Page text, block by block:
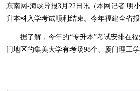
东南网-海峡导报3月22日讯（本网记者 明
升本科入学考试顺利结束。今年福建全省
据了解，今年的“专升本”考试安排在福
门地区的集美大学有考场98个、厦门理工学